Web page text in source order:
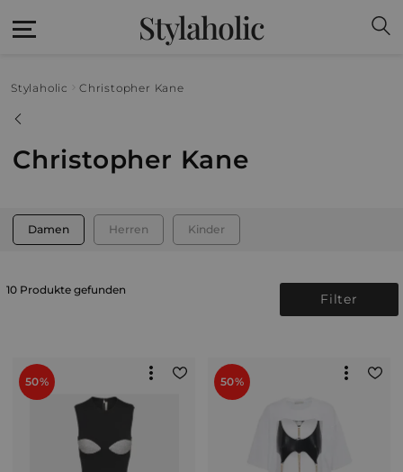
Stylaholic
Stylaholic Christopher Kane
Christopher Kane
Damen Herren Kinder
10 Produkte gefunden
Filter
50% 50%